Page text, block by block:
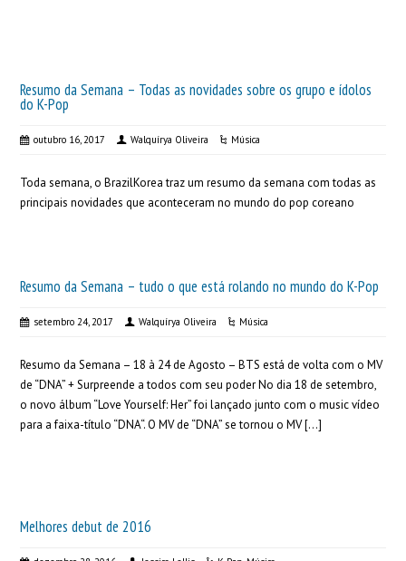
Resumo da Semana – Todas as novidades sobre os grupo e ídolos
do K-Pop
outubro 16, 2017 Walquírya Oliveira Música
Toda semana, o BrazilKorea traz um resumo da semana com todas as
principais novidades que aconteceram no mundo do pop coreano
Resumo da Semana – tudo o que está rolando no mundo do K-Pop
setembro 24, 2017 Walquírya Oliveira Música
Resumo da Semana – 18 à 24 de Agosto – BTS está de volta com o MV
de “DNA” + Surpreende a todos com seu poder No dia 18 de setembro,
o novo álbum “Love Yourself: Her” foi lançado junto com o music vídeo
para a faixa-título “DNA“. O MV de “DNA” se tornou o MV […]
Melhores debut de 2016